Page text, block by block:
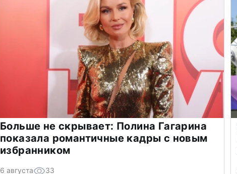
Больше не скрывает: Полина Гагарина
показала романтичные кадры с новым
избранником
6 августа 33